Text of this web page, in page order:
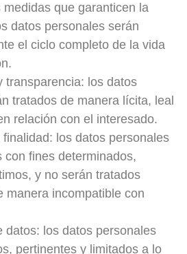
medidas que garanticen la
datos personales serán
el ciclo completo de la vida
transparencia: los datos
tratados de manera lícita, leal
relación con el interesado.
los datos personales
con fines determinados,
y no serán tratados
manera incompatible con
datos: los datos personales
pertinentes y limitados a lo